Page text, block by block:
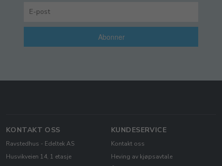
Abonner
KONTAKT OSS
Ravstedhus - Edeltek AS
Husvikveien 14, 1 etasje
KUNDESERVICE
Kontakt oss
Heving av kjøpsavtale